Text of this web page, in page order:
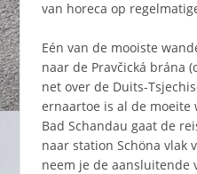
van horeca op
Eén van de mooiste
naar de Pravčická brána
net over de Duits-
ernaartoe is al de moeite
Bad Schandau gaat de
naar station Schöna vlak
neem je de aansluitende